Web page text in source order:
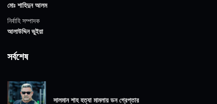
মোঃ শাহিদুন আলম
নির্বাহি সম্পাদক
আলাউদ্দিন ভুইয়া
সর্বশেষ
সালমান শাহ হত্যা মামলায় ডন গ্রেপ্তার